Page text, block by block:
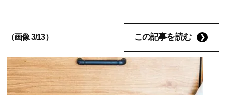
（画像 3/13） この記事を読む